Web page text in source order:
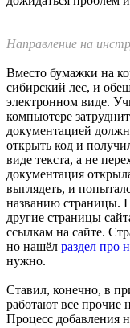
Блок-схема чипа из
Также на чипе есть
память программ,
изучению
Flash-память с
представлена
с подгрузкой из
кэш объёмом 1
производительность